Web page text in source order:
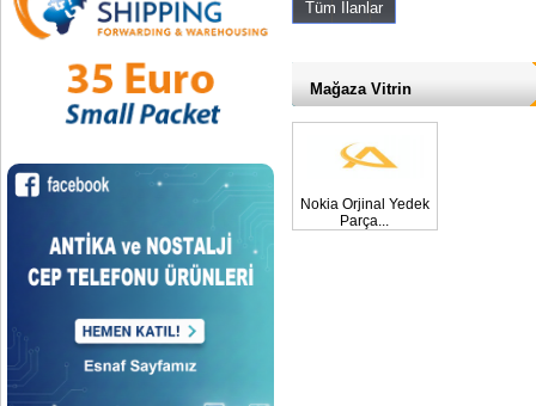
Tüm İlanlar
Mağaza Vitrin
Nokia Orjinal Yedek
Parça...